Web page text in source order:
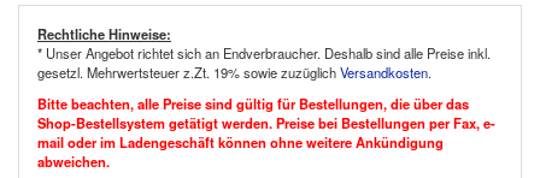
Rechtliche Hinweise:
* Unser Angebot richtet sich an Endverbraucher. Deshalb sind alle Preise inkl.
gesetzl. Mehrwertsteuer z.Zt. 19% sowie zuzüglichVersandkosten.
Bitte beachten, alle Preise sind gültig für Bestellungen, die über das
Shop-Bestellsystem getätigt werden. Preise bei Bestellungen per Fax, e-
mail oder im Ladengeschäft können ohne weitere Ankündigung
abweichen.